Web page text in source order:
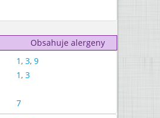
Obsahuje alergeny
1, 3, 9
1, 3
7